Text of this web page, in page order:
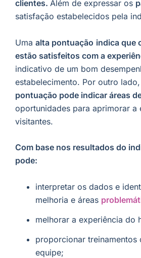
clientes. Além de expressar os
satisfação estabelecidos pela
Uma alta pontuação indica que
estão satisfeitos com a
indicativo de um bom
estabelecimento. Por outro lado,
pontuação pode indicar áreas
oportunidades para aprimorar a
visitantes.
Com base nos resultados do
pode:
interpretar os dados e
melhoria e áreas
melhorar a experiência do
proporcionar treinamentos
equipe;